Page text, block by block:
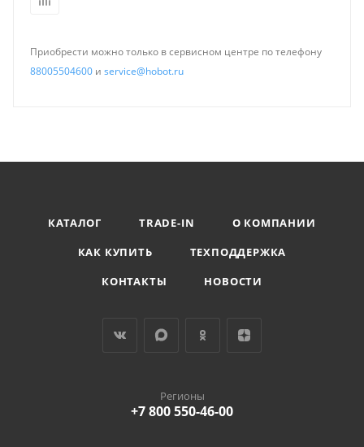
Приобрести можно только в сервисном центре по телефону
88005504600 и service@hobot.ru
КАТАЛОГ TRADE-IN
О КОМПАНИИ
КАК КУПИТЬ
ТЕХПОДДЕРЖКА
КОНТАКТЫ
НОВОСТИ
Регионы
+7 800 550-46-00